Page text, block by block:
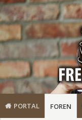
PORTAL FOREN